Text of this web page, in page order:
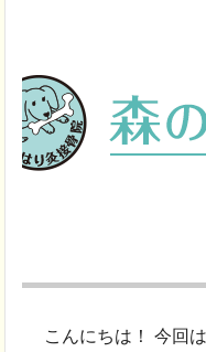
こんにちは！ 今回